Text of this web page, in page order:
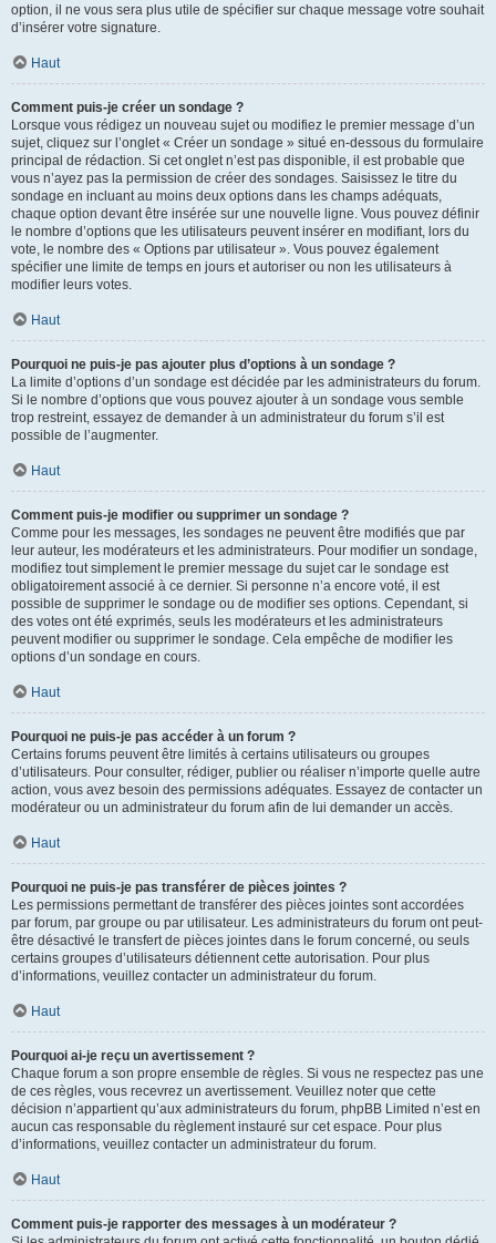
option, il ne vous sera plus utile de spécifier sur chaque message votre souhait
d’insérer votre signature.
Haut
Comment puis-je créer un sondage ?
Lorsque vous rédigez un nouveau sujet ou modifiez le premier message d’un
sujet, cliquez sur l’onglet « Créer un sondage » situé en-dessous du formulaire
principal de rédaction. Si cet onglet n’est pas disponible, il est probable que
vous n’ayez pas la permission de créer des sondages. Saisissez le titre du
sondage en incluant au moins deux options dans les champs adéquats,
chaque option devant être insérée sur une nouvelle ligne. Vous pouvez définir
le nombre d’options que les utilisateurs peuvent insérer en modifiant, lors du
vote, le nombre des « Options par utilisateur ». Vous pouvez également
spécifier une limite de temps en jours et autoriser ou non les utilisateurs à
modifier leurs votes.
Haut
Pourquoi ne puis-je pas ajouter plus d’options à un sondage ?
La limite d’options d’un sondage est décidée par les administrateurs du forum.
Si le nombre d’options que vous pouvez ajouter à un sondage vous semble
trop restreint, essayez de demander à un administrateur du forum s’il est
possible de l’augmenter.
Haut
Comment puis-je modifier ou supprimer un sondage ?
Comme pour les messages, les sondages ne peuvent être modifiés que par
leur auteur, les modérateurs et les administrateurs. Pour modifier un sondage,
modifiez tout simplement le premier message du sujet car le sondage est
obligatoirement associé à ce dernier. Si personne n’a encore voté, il est
possible de supprimer le sondage ou de modifier ses options. Cependant, si
des votes ont été exprimés, seuls les modérateurs et les administrateurs
peuvent modifier ou supprimer le sondage. Cela empêche de modifier les
options d’un sondage en cours.
Haut
Pourquoi ne puis-je pas accéder à un forum ?
Certains forums peuvent être limités à certains utilisateurs ou groupes
d’utilisateurs. Pour consulter, rédiger, publier ou réaliser n’importe quelle autre
action, vous avez besoin des permissions adéquates. Essayez de contacter un
modérateur ou un administrateur du forum afin de lui demander un accès.
Haut
Pourquoi ne puis-je pas transférer de pièces jointes ?
Les permissions permettant de transférer des pièces jointes sont accordées
par forum, par groupe ou par utilisateur. Les administrateurs du forum ont peut-
être désactivé le transfert de pièces jointes dans le forum concerné, ou seuls
certains groupes d’utilisateurs détiennent cette autorisation. Pour plus
d’informations, veuillez contacter un administrateur du forum.
Haut
Pourquoi ai-je reçu un avertissement ?
Chaque forum a son propre ensemble de règles. Si vous ne respectez pas une
de ces règles, vous recevrez un avertissement. Veuillez noter que cette
décision n’appartient qu’aux administrateurs du forum, phpBB Limited n’est en
aucun cas responsable du règlement instauré sur cet espace. Pour plus
d’informations, veuillez contacter un administrateur du forum.
Haut
Comment puis-je rapporter des messages à un modérateur ?